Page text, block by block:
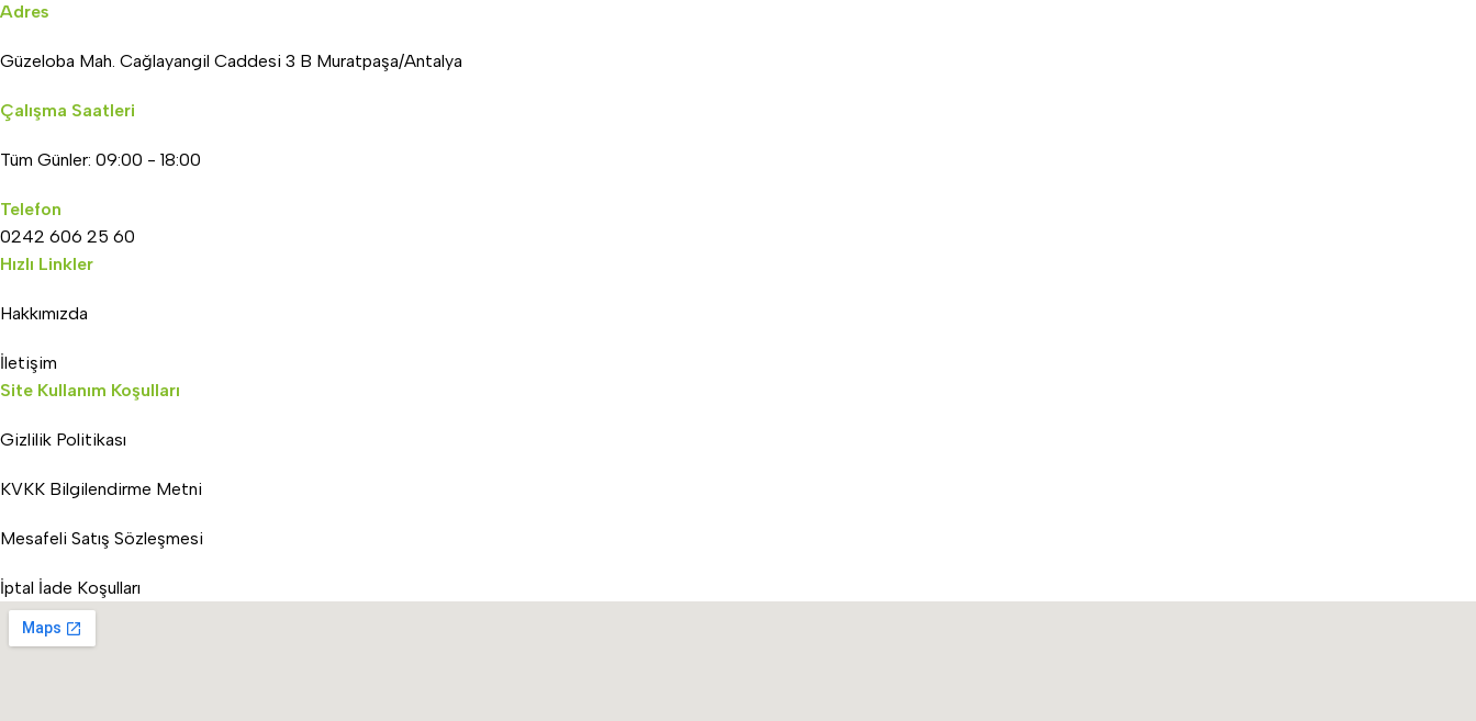
Adres
Güzeloba Mah. Cağlayangil Caddesi 3 B Muratpaşa/Antalya
Çalışma Saatleri
Tüm Günler: 09:00 - 18:00
Telefon
0242 606 25 60
Hızlı Linkler
Hakkımızda
İletişim
Site Kullanım Koşulları
Gizlilik Politikası
KVKK Bilgilendirme Metni
Mesafeli Satış Sözleşmesi
İptal İade Koşulları